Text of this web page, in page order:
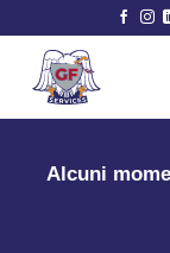
contenuti
Alcuni